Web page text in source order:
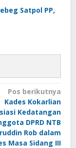
Satpol PP,
Pos berikutnya
Kades Kokarlian
Kedatangan
DPRD NTB
Rob dalam
Masa Sidang III